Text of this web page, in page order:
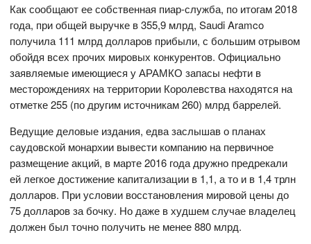
Как сообщают ее собственная пиар-служба, по итогам 2018
года, при общей выручке в 355,9 млрд, Saudi Aramco
получила 111 млрд долларов прибыли, с большим отрывом
обойдя всех прочих мировых конкурентов. Официально
заявляемые имеющиеся у АРАМКО запасы нефти в
месторождениях на территории Королевства находятся на
отметке 255 (по другим источникам 260) млрд баррелей.
Ведущие деловые издания, едва заслышав о планах
саудовской монархии вывести компанию на первичное
размещение акций, в марте 2016 года дружно предрекали
ей легкое достижение капитализации в 1,1, а то и в 1,4 трлн
долларов. При условии восстановления мировой цены до
75 долларов за бочку. Но даже в худшем случае владелец
должен был точно получить не менее 880 млрд.